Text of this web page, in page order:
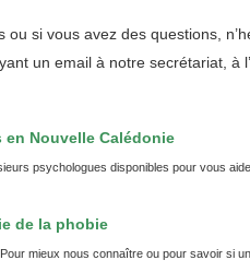
si vous avez des questions,
un email à notre secrétariat, à
Nouvelle Calédonie
psychologues disponibles pour vous
de la phobie
mieux nous connaître ou pour savoir si un